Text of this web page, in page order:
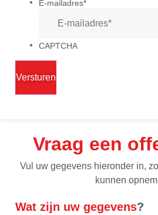
E-mailadres*
CAPTCHA
Vraag een
Vul uw gegevens hieronder in,
kunnen
Wat zijn uw gegevens?